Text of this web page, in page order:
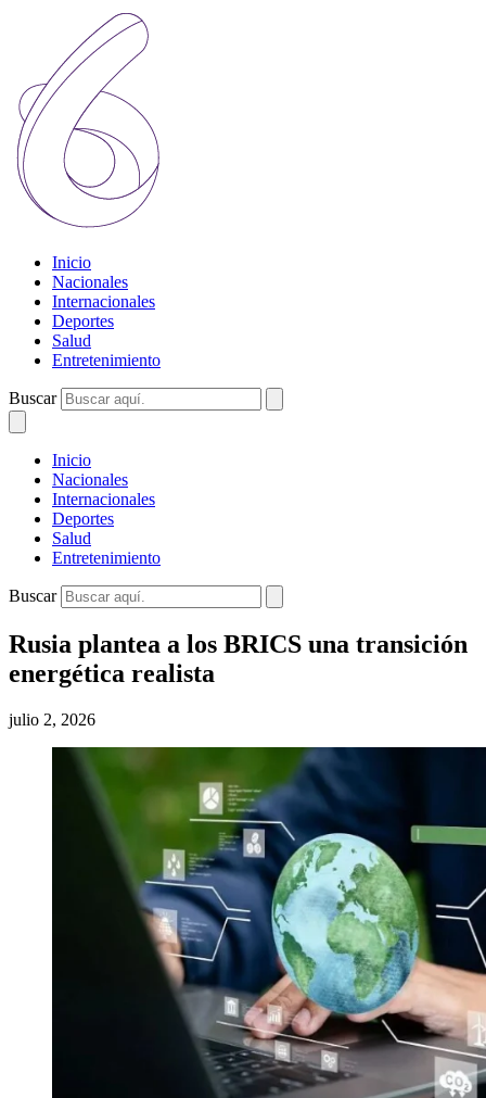
Inicio
Nacionales
Internacionales
Deportes
Salud
Entretenimiento
Buscar
Inicio
Nacionales
Internacionales
Deportes
Salud
Entretenimiento
Buscar
Rusia plantea a los BRICS una transición
energética realista
julio 2, 2026